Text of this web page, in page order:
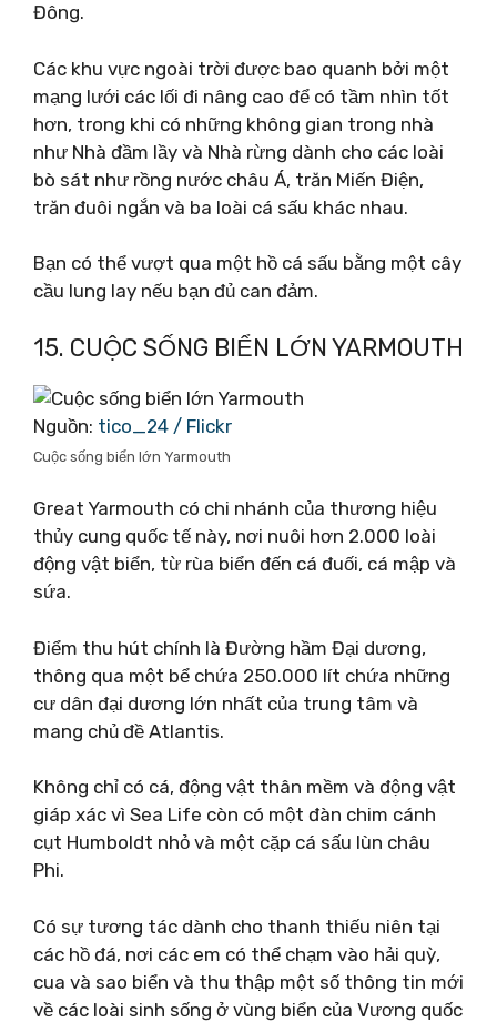
Đông.
Các khu vực ngoài trời được bao quanh bởi một
mạng lưới các lối đi nâng cao để có tầm nhìn tốt
hơn, trong khi có những không gian trong nhà
như Nhà đầm lầy và Nhà rừng dành cho các loài
bò sát như rồng nước châu Á, trăn Miến Điện,
trăn đuôi ngắn và ba loài cá sấu khác nhau.
Bạn có thể vượt qua một hồ cá sấu bằng một cây
cầu lung lay nếu bạn đủ can đảm.
15. CUỘC SỐNG BIỂN LỚN YARMOUTH
Nguồn: tico_24 / Flickr
Cuộc sống biển lớn Yarmouth
Great Yarmouth có chi nhánh của thương hiệu
thủy cung quốc tế này, nơi nuôi hơn 2.000 loài
động vật biển, từ rùa biển đến cá đuối, cá mập và
sứa.
Điểm thu hút chính là Đường hầm Đại dương,
thông qua một bể chứa 250.000 lít chứa những
cư dân đại dương lớn nhất của trung tâm và
mang chủ đề Atlantis.
Không chỉ có cá, động vật thân mềm và động vật
giáp xác vì Sea Life còn có một đàn chim cánh
cụt Humboldt nhỏ và một cặp cá sấu lùn châu
Phi.
Có sự tương tác dành cho thanh thiếu niên tại
các hồ đá, nơi các em có thể chạm vào hải quỳ,
cua và sao biển và thu thập một số thông tin mới
về các loài sinh sống ở vùng biển của Vương quốc